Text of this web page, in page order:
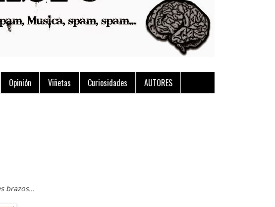
Opinión Viñetas Curiosidades AUTORES
brazos...